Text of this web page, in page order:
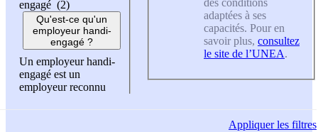
engagé (2)
Qu'est-ce qu'un
employeur handi-
engagé ?
Un employeur handi-
engagé est un
employeur reconnu
adaptées à ses
capacités. Pour en
savoir plus, consultez
le site de l’UNEA.
Appliquerles filtres